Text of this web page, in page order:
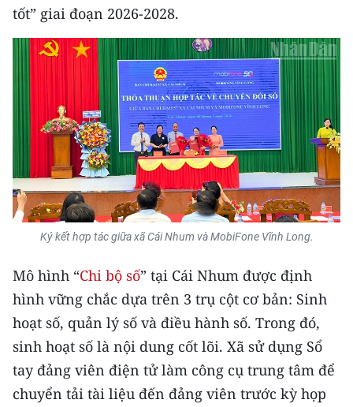
ENGLISH
中文
FRANÇAIS
РУССКИЙ
ESPAÑOL
한국어
tốt” giai đoạn 2026-2028.
Ký kết hợp tác giữa xã Cái Nhum và MobiFone Vĩnh Long.
Mô hình “Chi bộ số” tại Cái Nhum được định
hình vững chắc dựa trên 3 trụ cột cơ bản: Sinh
hoạt số, quản lý số và điều hành số. Trong đó,
sinh hoạt số là nội dung cốt lõi. Xã sử dụng Sổ
tay đảng viên điện tử làm công cụ trung tâm để
chuyển tải tài liệu đến đảng viên trước kỳ họp